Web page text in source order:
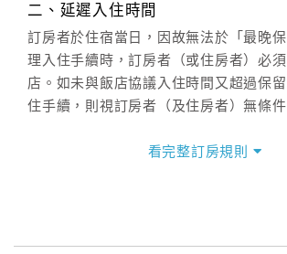
二、延遲入住時間
訂房者於住宿當日，因故無法於「最晚
理入住手續時，訂房者（或住房者）必
店。如未與飯店協議入住時間又超過保
住手續，則視訂房者（及住房者）無條
三、退房手續(Check out)
看完整訂房規則